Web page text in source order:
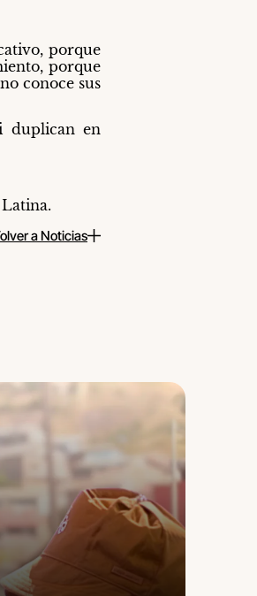
porque
porque
conoce sus
duplican en
a Noticias